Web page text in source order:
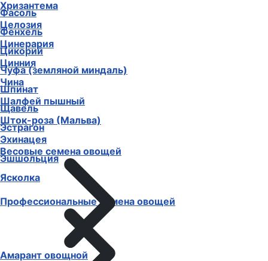
Хризантема
Целозия
Цинерария
Цинния
Чина
Шалфей пышный
Шток-роза (Мальва)
Эхинацея
Эшшольция
Ясколка
Профессиональные семена овощей
Фасоль
Фенхель
Цикорий
Чуфа (земляной миндаль)
Шпинат
Щавель
Эстрагон
Весовые семена овощей
Амарант овощной